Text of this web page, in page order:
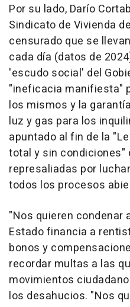
Por su lado, Darío
Sindicato de Vivienda
censurado que se
cada día (datos de
'escudo social' del
"ineficacia manifiesta"
los mismos y la
luz y gas para los
apuntado al fin de la
total y sin condiciones"
represaliadas por
todos los procesos
"Nos quieren condenar
Estado financia a
bonos y
recordar multas a las
movimientos
los desahucios. "Nos